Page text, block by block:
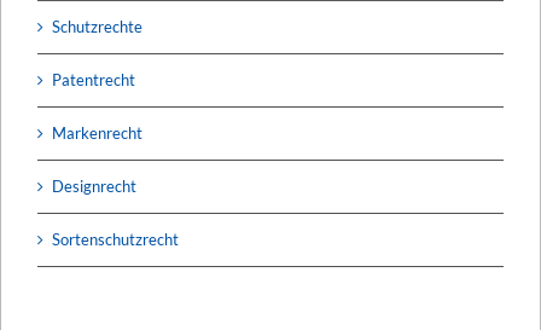
Schutzrechte
Patentrecht
Markenrecht
Designrecht
Sortenschutzrecht